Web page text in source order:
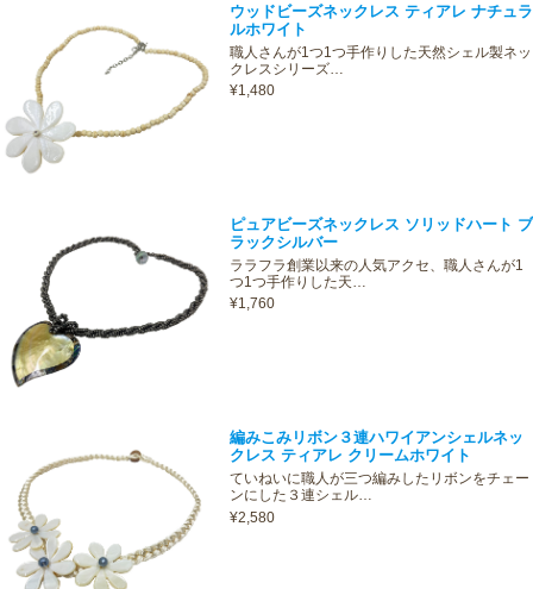
ウッドビーズネックレス ティアレ ナチュラ
ルホワイト
職人さんが1つ1つ手作りした天然シェル製ネッ
クレスシリーズ…
¥1,480
ピュアビーズネックレス ソリッドハート ブ
ラックシルバー
ララフラ創業以来の人気アクセ、職人さんが1
つ1つ手作りした天…
¥1,760
編みこみリボン３連ハワイアンシェルネッ
クレス ティアレ クリームホワイト
ていねいに職人が三つ編みしたリボンをチェー
ンにした３連シェル…
¥2,580